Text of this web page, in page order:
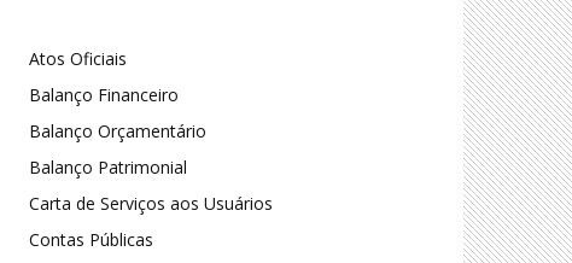
Atos Oficiais
Balanço Financeiro
Balanço Orçamentário
Balanço Patrimonial
Carta de Serviços aos Usuários
Contas Públicas